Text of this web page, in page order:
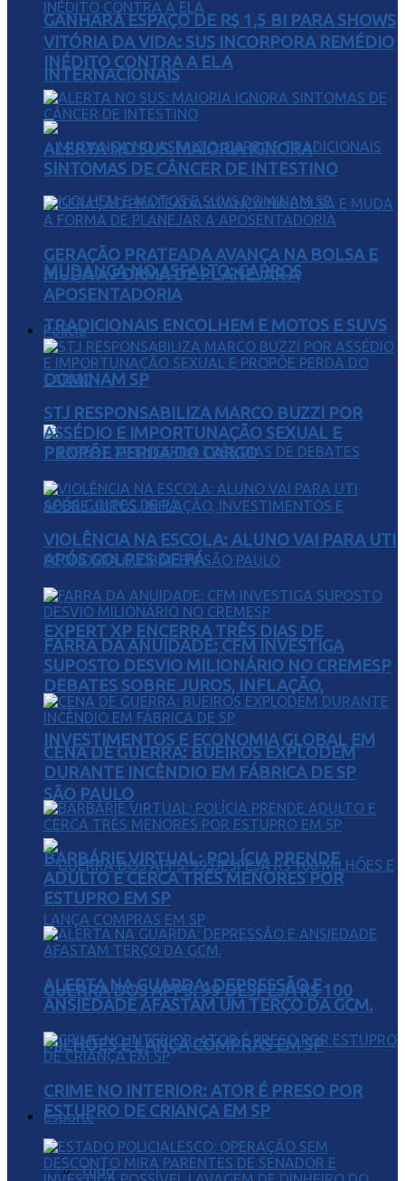
GANHARÁ ESPAÇO DE R$ 1,5 BI PARA SHOWS
INTERNACIONAIS
MUDANÇA NO ASFALTO: CARROS
TRADICIONAIS ENCOLHEM E MOTOS E SUVS
DOMINAM SP
EXPERT XP ENCERRA TRÊS DIAS DE
DEBATES SOBRE JUROS, INFLAÇÃO,
INVESTIMENTOS E ECONOMIA GLOBAL EM
SÃO PAULO
GUERRA DOS APPS: 99 DESPEJA R$ 100
MILHÕES E LANÇA COMPRAS EM SP
Esporte
Tudo
VITÓRIA DA VIDA: SUS INCORPORA REMÉDIO
INÉDITO CONTRA A ELA
ALERTA NO SUS: MAIORIA IGNORA
SINTOMAS DE CÂNCER DE INTESTINO
GERAÇÃO PRATEADA AVANÇA NA BOLSA E
MUDA A FORMA DE PLANEJAR A
APOSENTADORIA
Polícia
STJ RESPONSABILIZA MARCO BUZZI POR
ASSÉDIO E IMPORTUNAÇÃO SEXUAL E
PROPÕE PERDA DO CARGO
VIOLÊNCIA NA ESCOLA: ALUNO VAI PARA UTI
APÓS GOLPES DE PÁ
FARRA DA ANUIDADE: CFM INVESTIGA
SUPOSTO DESVIO MILIONÁRIO NO CREMESP
CENA DE GUERRA: BUEIROS EXPLODEM
DURANTE INCÊNDIO EM FÁBRICA DE SP
BARBÁRIE VIRTUAL: POLÍCIA PRENDE
ADULTO E CERCA TRÊS MENORES POR
ESTUPRO EM SP
ALERTA NA GUARDA: DEPRESSÃO E
ANSIEDADE AFASTAM UM TERÇO DA GCM.
CRIME NO INTERIOR: ATOR É PRESO POR
ESTUPRO DE CRIANÇA EM SP